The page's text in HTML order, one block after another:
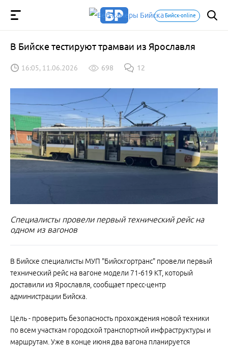
Бийск-online
В Бийске тестируют трамваи из Ярославля
16:05, 11.06.2026 698 12
Специалисты провели первый технический рейс на
одном из вагонов
В Бийске специалисты МУП "Бийскгортранс" провели первый
технический рейс на вагоне модели 71-619 КТ, который
доставили из Ярославля, сообщает пресс-центр
администрации Бийска.
Цель - проверить безопасность прохождения новой техники
по всем участкам городской транспортной инфраструктуры и
маршрутам. Уже в конце июня два вагона планируется